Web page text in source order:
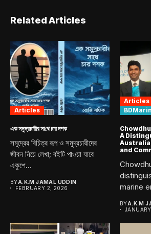
Related Articles
Articles
এক সমুদ্রচারীর সা‌থে চার দশক
সমুদ্রের বিচিত্র রূপ ও সমুদ্রচারীদের
জীবন নিয়ে লেখা; বইটি পাওয়া যাবে
একুশে...
BYA.K.M JAMAL UDDIN
FEBRUARY 2, 2026
Articles
A
and
marine
BYA.K.M